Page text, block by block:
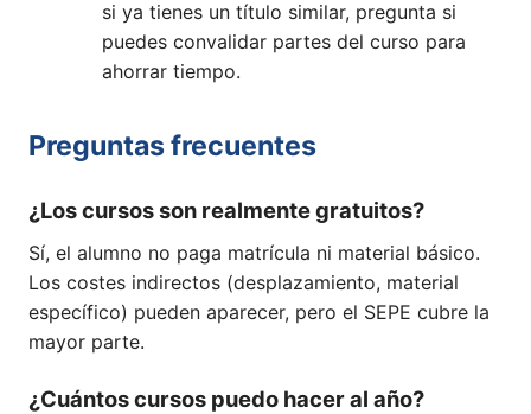
si ya tienes un título similar, pregunta si
puedes convalidar partes del curso para
ahorrar tiempo.
Preguntas frecuentes
¿Los cursos son realmente gratuitos?
Sí, el alumno no paga matrícula ni material básico.
Los costes indirectos (desplazamiento, material
específico) pueden aparecer, pero el SEPE cubre la
mayor parte.
¿Cuántos cursos puedo hacer al año?